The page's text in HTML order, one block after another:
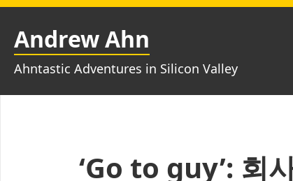
Skip
content
Andrew Ahn
Ahntastic Adventures in Silicon Valley
‘Go to guy’: 회